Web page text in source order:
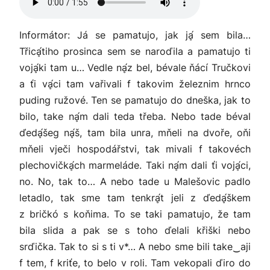
Informátor: Já se pamatujo, jak jḁ́ sem bila…
Třicḁ́tiho prosinca sem se naroďila a pamatujo ti
vojḁ́ki tam u… Vedle nḁ́z bel, bévale ňácí Tručkovi
a ťi vḁ́ci tam vařivali f takovim železnim hrnco
puding ružové. Ten se pamatujo do dneška, jak to
bilo, take nḁ́m dali teda třeba. Nebo tade béval
ďedḁ́šeg nḁ́š, tam bila unra, mňeli na dvoře, oňi
mňeli vječi hospodářstvi, tak mivali f takovéch
plechovičkḁ́ch marmeláde. Taki nḁ́m dali ťi vojḁ́ci,
no. No, tak to… A nebo tade u Malešovic padlo
letadlo, tak sme tam tenkrḁ́t jeli z ďedḁ́škem
z bričkó s koňima. To se taki pamatujo, že tam
bila slida a pak se s toho ďelali křiški nebo
srďička. Tak to si s ti v*… A nebo sme bili take‿aji
f tem, f kriťe, to belo v roli. Tam vekopali ďiro do